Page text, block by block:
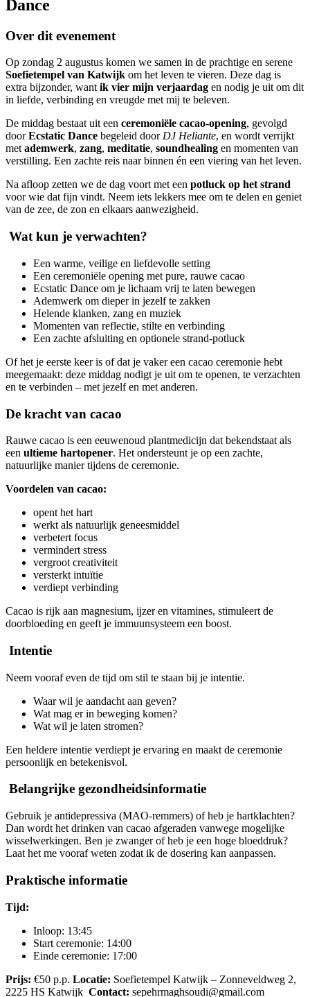
Dance
Over dit evenement
Op zondag 2 augustus komen we samen in de prachtige en serene
Soefietempel van Katwijk om het leven te vieren. Deze dag is
extra bijzonder, wantik vier mijn verjaardag en nodig je uit om dit
in liefde, verbinding en vreugde met mij te beleven.
De middag bestaat uit een ceremoniële cacao-opening, gevolgd
doorEcstatic Dance begeleid doorDJ Heliante, en wordt verrijkt
metademwerk, zang, meditatie, soundhealing en momenten van
verstilling. Een zachte reis naar binnen én een viering van het leven.
Na afloop zetten we de dag voort met een potluck op het strand
voor wie dat fijn vindt. Neem iets lekkers mee om te delen en geniet
van de zee, de zon en elkaars aanwezigheid.
Wat kun je verwachten?
Een warme, veilige en liefdevolle setting
Een ceremoniële opening met pure, rauwe cacao
Ecstatic Dance om je lichaam vrij te laten bewegen
Ademwerk om dieper in jezelf te zakken
Helende klanken, zang en muziek
Momenten van reflectie, stilte en verbinding
Een zachte afsluiting en optionele strand-potluck
Of het je eerste keer is of dat je vaker een cacao ceremonie hebt
meegemaakt: deze middag nodigt je uit om te openen, te verzachten
en te verbinden – met jezelf en met anderen.
De kracht van cacao
Rauwe cacao is een eeuwenoud plantmedicijn dat bekendstaat als
een ultieme hartopener. Het ondersteunt je op een zachte,
natuurlijke manier tijdens de ceremonie.
Voordelen van cacao:
opent het hart
werkt als natuurlijk geneesmiddel
verbetert focus
vermindert stress
vergroot creativiteit
versterkt intuïtie
verdiept verbinding
Cacao is rijk aan magnesium, ijzer en vitamines, stimuleert de
doorbloeding en geeft je immuunsysteem een boost.
Intentie
Neem vooraf even de tijd om stil te staan bij je intentie.
Waar wil je aandacht aan geven?
Wat mag er in beweging komen?
Wat wil je laten stromen?
Een heldere intentie verdiept je ervaring en maakt de ceremonie
persoonlijk en betekenisvol.
Belangrijke gezondheidsinformatie
Gebruik je antidepressiva (MAO-remmers) of heb je hartklachten?
Dan wordt het drinken van cacao afgeraden vanwege mogelijke
wisselwerkingen. Ben je zwanger of heb je een hoge bloeddruk?
Laat het me vooraf weten zodat ik de dosering kan aanpassen.
Praktische informatie
Tijd:
Inloop: 13:45
Start ceremonie: 14:00
Einde ceremonie: 17:00
Prijs: €50 p.p. Locatie: Soefietempel Katwijk – Zonneveldweg 2,
2225 HS Katwijk Contact: sepehrmaghsoudi@gmail.com